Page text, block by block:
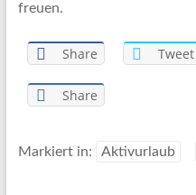
freuen.
Share Tweet
Share
Markiert in: Aktivurlaub